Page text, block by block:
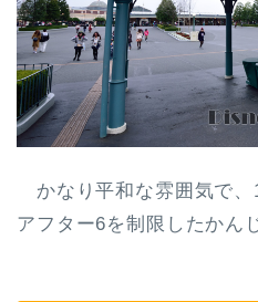
かなり平和な雰囲気で、
アフター6を制限したかん